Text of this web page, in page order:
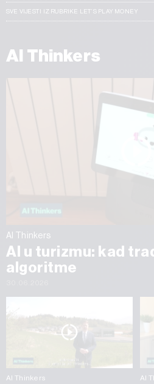
SVE VIJESTI IZ RUBRIKE LET’S PLAY MONEY
AI Thinkers
AI Thinkers
AI u turizmu: kad
algoritme
AI Thinkers AI